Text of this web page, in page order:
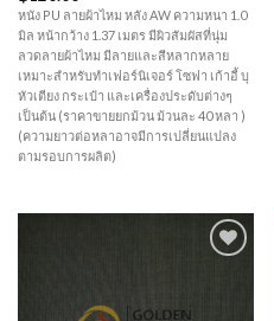
หนัง PU ลายผ้าไหม หลัง AW ความหนา 1.0
มิล หน้ากว้าง 1.37 เมตร มีผิวสัมผัสที่นุ่ม
ลวดลายผ้าไหม มีลายและสีหลากหลาย
เหมาะสำหรับทำเฟอร์นิเจอร์ โซฟา เก้าอี้ บุ
หัวเตียง กระเป๋า และเครื่องประดับต่างๆ
เป็นต้น (ราคาขายยกม้วน ม้วนละ 40 หลา )
(ความยาวต่อหลาอาจมีการเปลี่ยนแปลง
ตามรอบการผลิต)